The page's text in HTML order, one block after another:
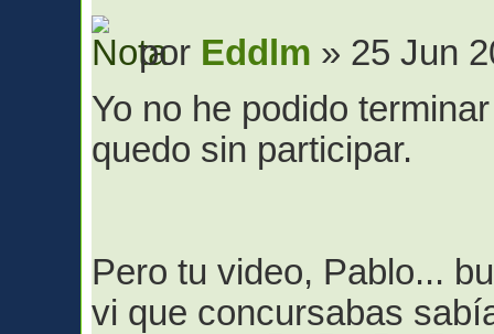
por Eddlm » 25 Jun
Yo no he podido
quedo sin participar.
Pero tu video, Pablo...
vi que concursabas